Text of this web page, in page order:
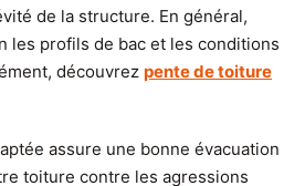
de la structure. En général,
les profils de bac et les conditions
découvrez pente de toiture
assure une bonne évacuation
toiture contre les agressions